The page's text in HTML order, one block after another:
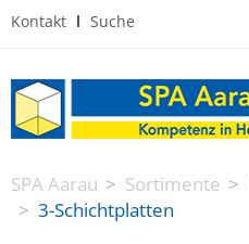
Kontakt Suche
SPA Aarau Sortimente
3-Schichtplatten